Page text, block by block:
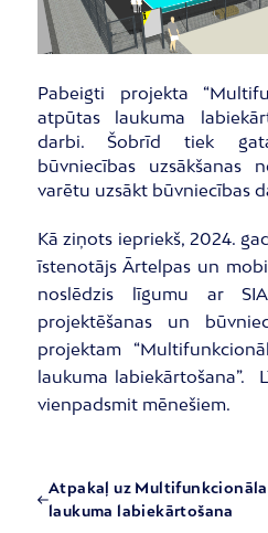
Pabeigti projekta
atpūtas laukuma
darbi. Šobrīd tiek
būvniecības uzsākšanas
varētu uzsākt būvniecības
Kā ziņots iepriekš, 2024.
īstenotājs Ārtelpas un
noslēdzis līgumu ar
projektēšanas un
projektam
laukuma labiekārtošana”.
vienpadsmit mēnešiem.
Atpakaļ uz
laukuma labiekārtošana